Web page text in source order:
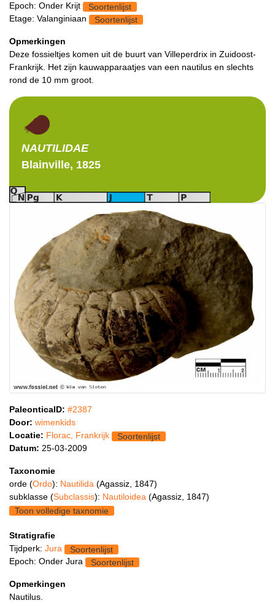
Epoch: Onder Krijt
Soortenlijst
Etage: Valanginiaan
Soortenlijst
Opmerkingen
Deze fossieltjes komen uit de buurt van Villeperdrix in Zuidoost-
Frankrijk. Het zijn kauwapparaatjes van een nautilus en slechts
rond de 10 mm groot.
NAUTILIDAE
Blainville, 1825
PaleonticaID: #2387
Door: wimenkids
Locatie: Florac, Frankrijk
Soortenlijst
Datum: 25-03-2009
Taxonomie
orde (Ordo): Nautilida (Agassiz, 1847)
subklasse (Subclassis): Nautiloidea (Agassiz, 1847)
Toon volledige taxnomie
Stratigrafie
Tijdperk: Jura
Soortenlijst
Epoch: Onder Jura
Soortenlijst
Opmerkingen
Nautilus.